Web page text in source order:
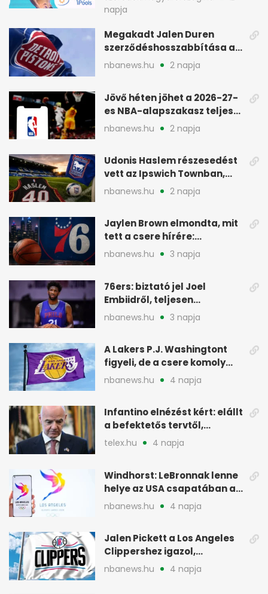
napja
Megakadt Jalen Duren
szerződéshosszabbítása a
Detroit Pistonsnál
nbanews.hu 2 napja
Jövő héten jöhet a 2026-27-
es NBA-alapszakasz teljes
menetrendje
nbanews.hu 2 napja
Udonis Haslem részesedést
vett az Ipswich Townban,
Premier League-szereplés
nbanews.hu 2 napja
Jaylen Brown elmondta, mit
tett a csere hírére:
elhajította a telefonját
nbanews.hu 3 napja
76ers: biztató jel Joel
Embiidről, teljesen
egészségesen készül
nbanews.hu 3 napja
A Lakers P.J. Washingtont
figyeli, de a csere komoly
akadályokba ütközhet
nbanews.hu 4 napja
Infantino elnézést kért: elállt
a befektetős tervtől,
maradhat FIFA-elnök
telex.hu 4 napja
Windhorst: LeBronnak lenne
helye az USA csapatában a
2028-as olimpián
nbanews.hu 4 napja
Jalen Pickett a Los Angeles
Clippershez igazol,
kétirányú szerződéssel
nbanews.hu 4 napja